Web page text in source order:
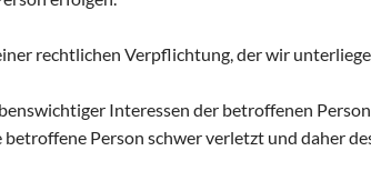
rechtlichen Verpflichtung, der wir
Interessen der betroffenen
Person schwer verletzt und daher